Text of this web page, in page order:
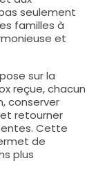
seulement
familles à
et
sur la
reçue, chacun
conserver
retourner
Cette
de
plus